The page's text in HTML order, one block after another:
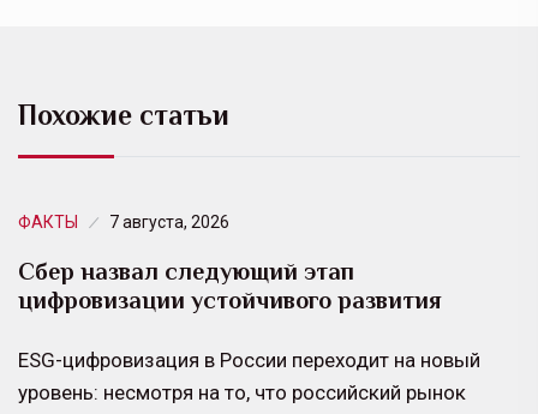
Похожие статьи
ФАКТЫ 7 августа, 2026
Сбер назвал следующий этап
цифровизации устойчивого развития
ESG-цифровизация в России переходит на новый
уровень: несмотря на то, что российский рынок